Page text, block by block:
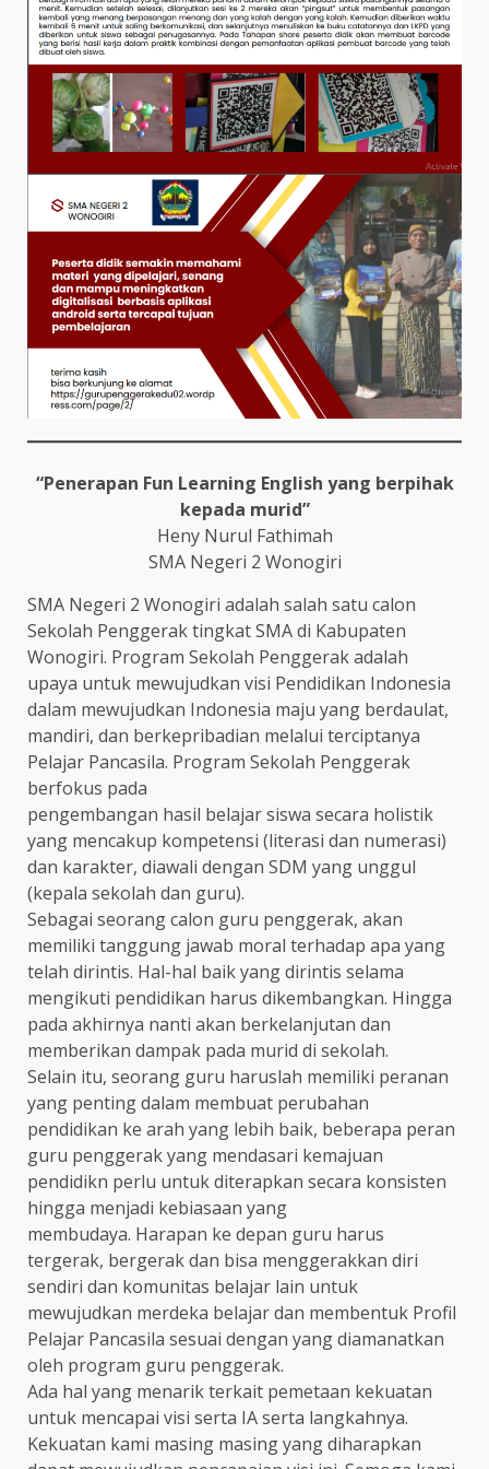
“Penerapan Fun Learning English yang berpihak
kepada murid”
Heny Nurul Fathimah
SMA Negeri 2 Wonogiri
SMA Negeri 2 Wonogiri adalah salah satu calon
Sekolah Penggerak tingkat SMA di Kabupaten
Wonogiri. Program Sekolah Penggerak adalah
upaya untuk mewujudkan visi Pendidikan Indonesia
dalam mewujudkan Indonesia maju yang berdaulat,
mandiri, dan berkepribadian melalui terciptanya
Pelajar Pancasila. Program Sekolah Penggerak
berfokus pada
pengembangan hasil belajar siswa secara holistik
yang mencakup kompetensi (literasi dan numerasi)
dan karakter, diawali dengan SDM yang unggul
(kepala sekolah dan guru).
Sebagai seorang calon guru penggerak, akan
memiliki tanggung jawab moral terhadap apa yang
telah dirintis. Hal-hal baik yang dirintis selama
mengikuti pendidikan harus dikembangkan. Hingga
pada akhirnya nanti akan berkelanjutan dan
memberikan dampak pada murid di sekolah.
Selain itu, seorang guru haruslah memiliki peranan
yang penting dalam membuat perubahan
pendidikan ke arah yang lebih baik, beberapa peran
guru penggerak yang mendasari kemajuan
pendidikn perlu untuk diterapkan secara konsisten
hingga menjadi kebiasaan yang
membudaya. Harapan ke depan guru harus
tergerak, bergerak dan bisa menggerakkan diri
sendiri dan komunitas belajar lain untuk
mewujudkan merdeka belajar dan membentuk Profil
Pelajar Pancasila sesuai dengan yang diamanatkan
oleh program guru penggerak.
Ada hal yang menarik terkait pemetaan kekuatan
untuk mencapai visi serta IA serta langkahnya.
Kekuatan kami masing masing yang diharapkan